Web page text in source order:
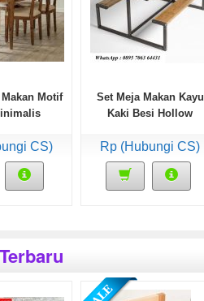
Motif
CS)
Set Meja Makan Kayu
Kaki Besi Hollow
Rp (Hubungi CS)